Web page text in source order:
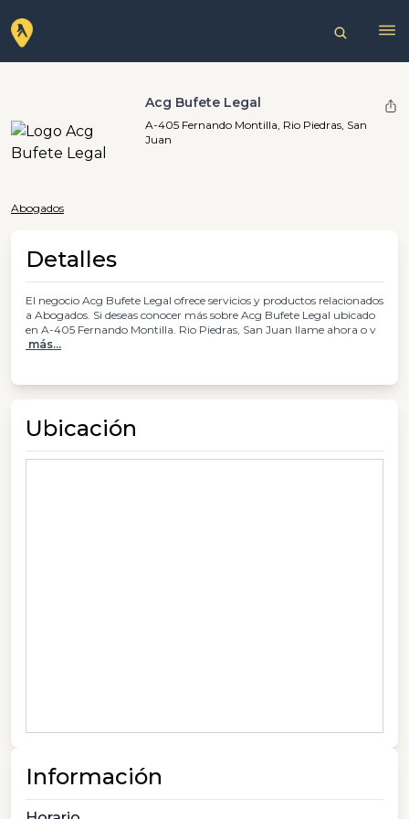
Acg Bufete Legal
A-405 Fernando Montilla, Rio Piedras, San
Juan
Abogados
Detalles
El negocio Acg Bufete Legal ofrece servicios y productos relacionados
a Abogados. Si deseas conocer más sobre Acg Bufete Legal ubicado
en A-405 Fernando Montilla. Rio Piedras, San Juan llame ahora o v
más...
Ubicación
Información